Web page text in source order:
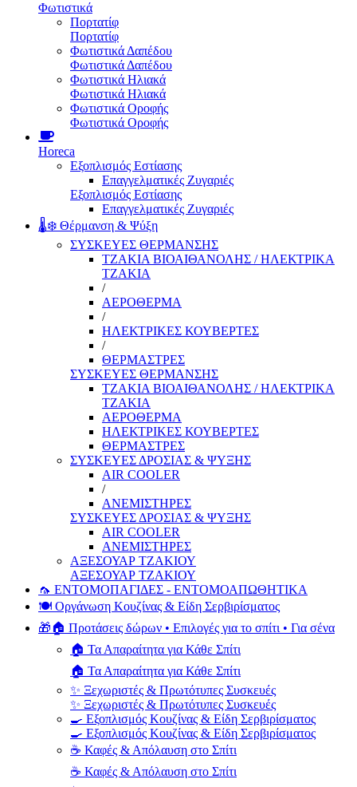
Φωτιστικά
Πορτατίφ
Πορτατίφ
Φωτιστικά Δαπέδου
Φωτιστικά Δαπέδου
Φωτιστικά Ηλιακά
Φωτιστικά Ηλιακά
Φωτιστικά Οροφής
Φωτιστικά Οροφής
Horeca
Εξοπλισμός Εστίασης
Επαγγελματικές Ζυγαριές
Εξοπλισμός Εστίασης
Επαγγελματικές Ζυγαριές
🌡️❄️ Θέρμανση & Ψύξη
ΣΥΣΚΕΥΕΣ ΘΕΡΜΑΝΣΗΣ
ΤΖΑΚΙΑ ΒΙΟΑΙΘΑΝΟΛΗΣ / ΗΛΕΚΤΡΙΚΑ
ΤΖΑΚΙΑ
/
ΑΕΡΟΘΕΡΜΑ
/
ΗΛΕΚΤΡΙΚΕΣ ΚΟΥΒΕΡΤΕΣ
/
ΘΕΡΜΑΣΤΡΕΣ
ΣΥΣΚΕΥΕΣ ΘΕΡΜΑΝΣΗΣ
ΤΖΑΚΙΑ ΒΙΟΑΙΘΑΝΟΛΗΣ / ΗΛΕΚΤΡΙΚΑ
ΤΖΑΚΙΑ
ΑΕΡΟΘΕΡΜΑ
ΗΛΕΚΤΡΙΚΕΣ ΚΟΥΒΕΡΤΕΣ
ΘΕΡΜΑΣΤΡΕΣ
ΣΥΣΚΕΥΕΣ ΔΡΟΣΙΑΣ & ΨΥΞΗΣ
AIR COOLER
/
ΑΝΕΜΙΣΤΗΡΕΣ
ΣΥΣΚΕΥΕΣ ΔΡΟΣΙΑΣ & ΨΥΞΗΣ
AIR COOLER
ΑΝΕΜΙΣΤΗΡΕΣ
ΑΞΕΣΟΥΑΡ ΤΖΑΚΙΟΥ
ΑΞΕΣΟΥΑΡ ΤΖΑΚΙΟΥ
🦟 ΕΝΤΟΜΟΠΑΓΙΔΕΣ - ΕΝΤΟΜΟΑΠΩΘΗΤΙΚΑ
🍽️ Οργάνωση Κουζίνας & Είδη Σερβιρίσματος
🎁🏠 Προτάσεις δώρων • Επιλογές για το σπίτι • Για σένα
🏠 Τα Απαραίτητα για Κάθε Σπίτι
🏠 Τα Απαραίτητα για Κάθε Σπίτι
✨ Ξεχωριστές & Πρωτότυπες Συσκευές
✨ Ξεχωριστές & Πρωτότυπες Συσκευές
🍳 Εξοπλισμός Κουζίνας & Είδη Σερβιρίσματος
🍳 Εξοπλισμός Κουζίνας & Είδη Σερβιρίσματος
☕ Καφές & Απόλαυση στο Σπίτι
☕ Καφές & Απόλαυση στο Σπίτι